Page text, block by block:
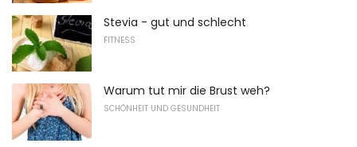
Stevia - gut und schlecht
FITNESS
Warum tut mir die Brust weh?
SCHÖNHEIT UND GESUNDHEIT